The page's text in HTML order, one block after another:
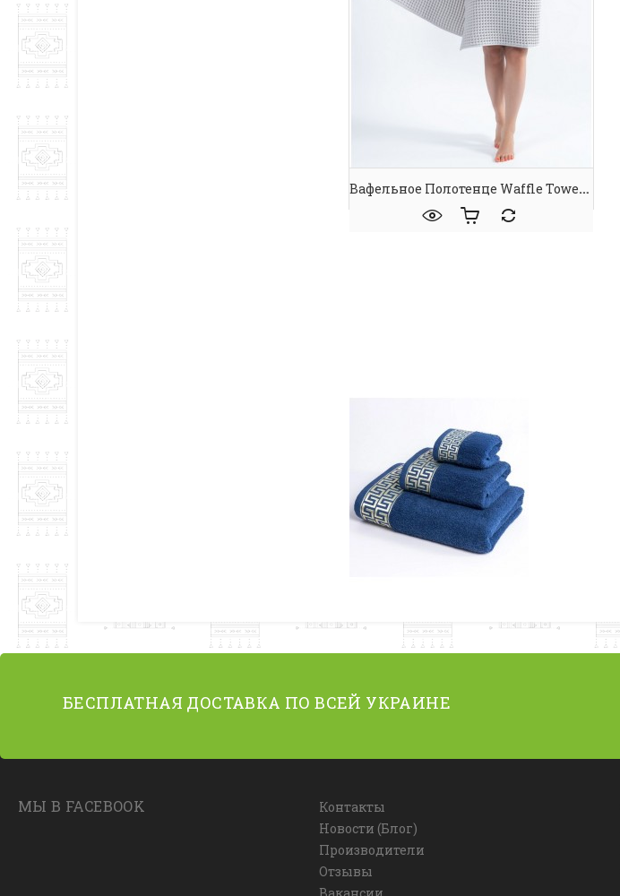
Вафельное Полотенце Waffle Towel L Grey
БЕСПЛАТНАЯ ДОСТАВКА ПО ВСЕЙ УКРАИНЕ
МЫ В FACEBOOK
Контакты
Новости (Блог)
Производители
Отзывы